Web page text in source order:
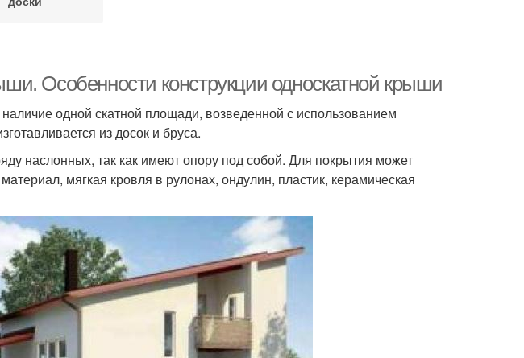
Особенности конструкции односкатной крыши
одной скатной площади, возведенной с использованием
из досок и бруса.
наслонных, так как имеют опору под собой. Для покрытия может
мягкая кровля в рулонах, ондулин, пластик, керамическая